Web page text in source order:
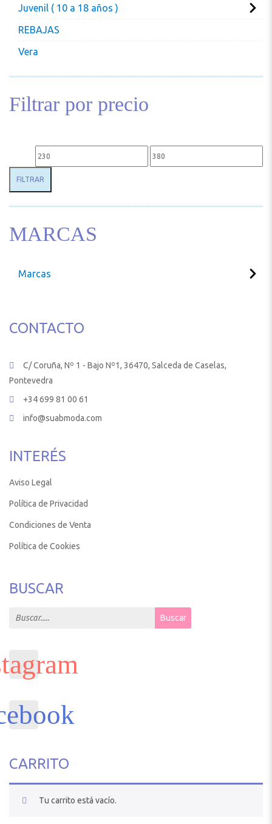
Juvenil ( 10 a 18 años )
REBAJAS
Vera
Filtrar por precio
Precio mínimo Precio máximo
FILTRAR
MARCAS
Marcas
CONTACTO
C/ Coruña, Nº 1 - Bajo Nº1, 36470, Salceda de Caselas,
Pontevedra
+34 699 81 00 61
info@suabmoda.com
INTERÉS
Aviso Legal
Política de Privacidad
Condiciones de Venta
Política de Cookies
BUSCAR
Search for: Buscar
CARRITO
Tu carrito está vacío.